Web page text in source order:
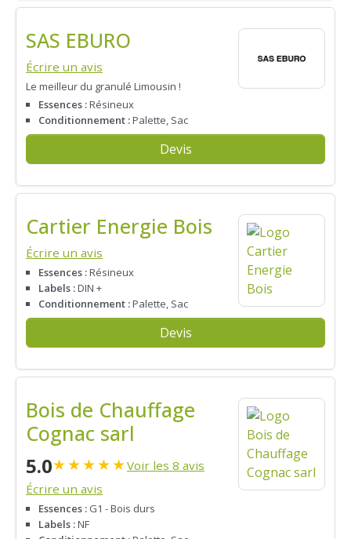
SAS EBURO
Écrire un avis
Le meilleur du granulé Limousin !
Essences :Résineux
Conditionnement :Palette, Sac
Devis
Cartier Energie Bois
Écrire un avis
Essences :Résineux
Labels :DIN +
Conditionnement :Palette, Sac
Devis
Bois de Chauffage
Cognac sarl
5.0★★★★★Voir les 8 avis
Écrire un avis
Essences : G1 - Bois durs
Labels :NF